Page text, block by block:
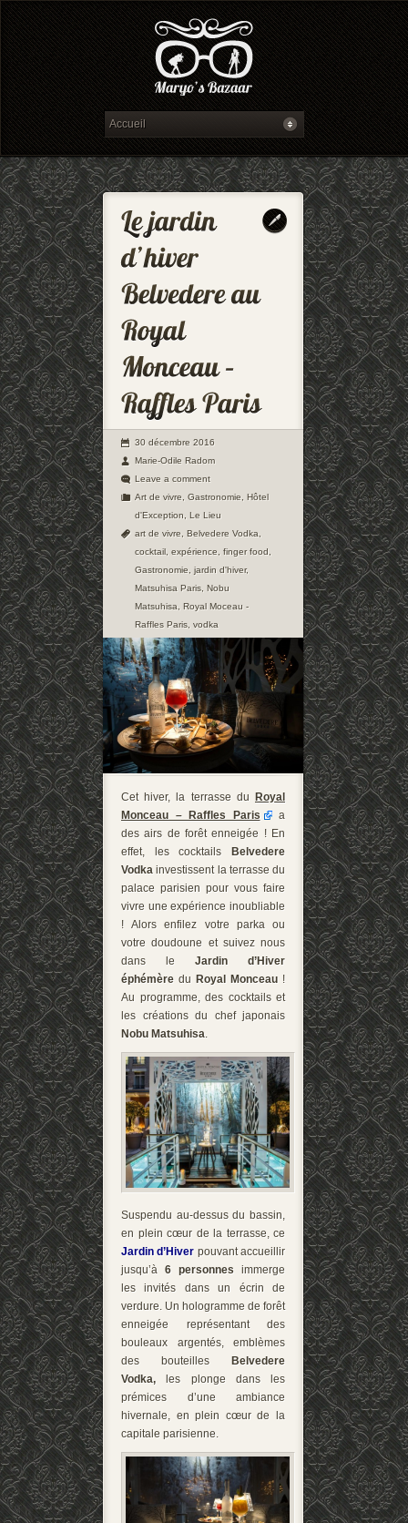
30 décembre 2016
Marie-Odile Radom
Leave a comment
Art de vivre
Gastronomie
Hôtel
d'Exception Le Lieu
art de vivre
Belvedere Vodka
cocktail expérience finger food
Gastronomie
jardin d'hiver,
Matsuhisa Paris Nobu
Matsuhisa Royal Moceau -
Raffles Paris vodka
Cet hiver, la terrasse du Royal
Monceau – Raffles Paris
a
des airs de forêt enneigée ! En
effet, les cocktails Belvedere
Vodka investissent la terrasse du
palace parisien pour vous faire
vivre une expérience inoubliable
! Alors enfilez votre parka ou
votre doudoune et suivez nous
dans le Jardin d’Hiver
éphémère du Royal Monceau !
Au programme, des cocktails et
les créations du chef japonais
Nobu Matsuhisa
Suspendu au-dessus du bassin,
en plein cœur de la terrasse, ce
Jardin d’Hiver pouvant accueillir
jusqu’à 6 personnes immerge
les invités dans un écrin de
verdure. Un hologramme de forêt
enneigée représentant des
bouleaux argentés, emblèmes
des bouteilles
Belvedere
Vodka, les plonge dans les
prémices d’une ambiance
hivernale, en plein cœur de la
capitale parisienne.